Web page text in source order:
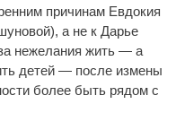
причинам Евдокия
а не к Дарье
нежелания жить — а
детей — после измены
более быть рядом с